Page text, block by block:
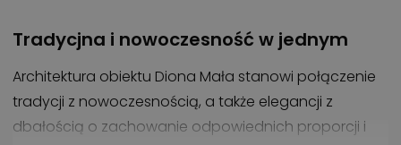
Tradycjna i nowoczesność w jednym
Architektura obiektu Diona Mała stanowi połączenie
tradycji z nowoczesnością, a także elegancji z
dbałością o zachowanie odpowiednich proporcji i